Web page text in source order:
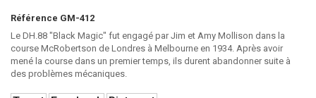
Référence GM-412
Le DH.88 "Black Magic" fut engagé par Jim et Amy Mollison dans la
course McRobertson de Londres à Melbourne en 1934. Après avoir
mené la course dans un premier temps, ils durent abandonner suite à
des problèmes mécaniques.